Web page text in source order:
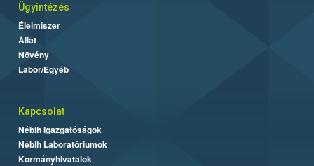
Ügyintézés
Élelmiszer
Állat
Növény
Labor/Egyéb
Kapcsolat
Nébih Igazgatóságok
Nébih Laboratóriumok
Kormányhivatalok